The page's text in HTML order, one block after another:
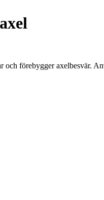
förebygger axelbesvär.